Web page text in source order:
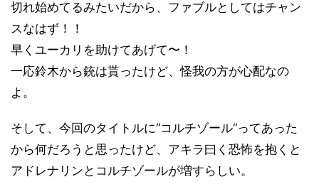
切れ始めてるみたいだから、ファブルとしてはチャン
スなはず！！
早くユーカリを助けてあげて〜！
一応鈴木から銃は貰ったけど、怪我の方が心配なの
よ。
そして、今回のタイトルに“コルチゾール“ってあった
から何だろうと思ったけど、アキラ曰く恐怖を抱くと
アドレナリンとコルチゾールが増すらしい。